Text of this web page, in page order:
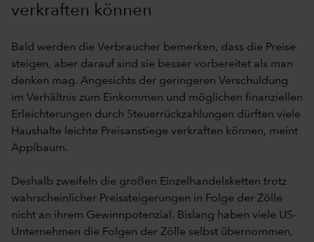
verkraften können
Bald werden die Verbraucher bemerken, dass die Preise
steigen, aber darauf sind sie besser vorbereitet als man
denken mag. Angesichts der geringeren Verschuldung
im Verhältnis zum Einkommen und möglichen finanziellen
Erleichterungen durch Steuerrückzahlungen dürften viele
Haushalte leichte Preisanstiege verkraften können, meint
Applbaum.
Deshalb zweifeln die großen Einzelhandelsketten trotz
wahrscheinlicher Preissteigerungen in Folge der Zölle
nicht an ihrem Gewinnpotenzial. Bislang haben viele US-
Unternehmen die Folgen der Zölle selbst übernommen,